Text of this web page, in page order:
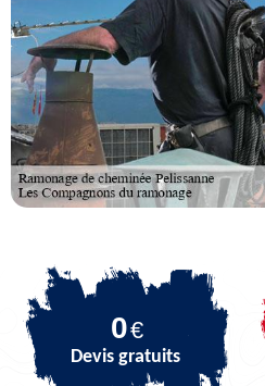
0€
Devis gratuits